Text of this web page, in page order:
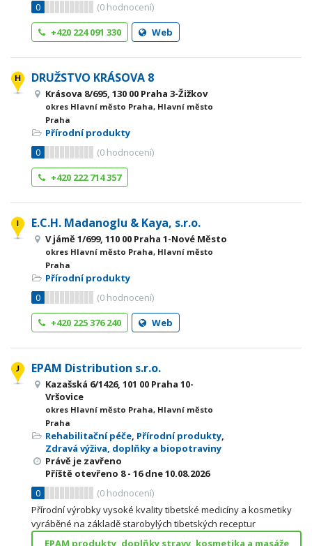
0
(0 hodnocení)
+420 224 091 330
Web
DRUŽSTVO KRÁSOVA 8
Krásova 8/695, 130 00 Praha 3-Žižkov
okres Hlavní město Praha, Hlavní město
Praha
Přírodní produkty
0
(0 hodnocení)
+420 222 714 357
E.C.H. Madanoglu & Kaya, s.r.o.
V jámě 1/699, 110 00 Praha 1-Nové Město
okres Hlavní město Praha, Hlavní město
Praha
Přírodní produkty
0
(0 hodnocení)
+420 225 376 240
Web
EPAM Distribution s.r.o.
Kazašská 6/1426, 101 00 Praha 10-
Vršovice
okres Hlavní město Praha, Hlavní město
Praha
Rehabilitační péče, Přírodní produkty,
Zdravá výživa, doplňky a biopotraviny
Právě je zavřeno
Příště otevřeno 8 - 16dne 10.08.2026
0
(0 hodnocení)
Přírodní výrobky vysoké kvality tibetské medicíny a kosmetiky
vyráběné na základě starobylých tibetských receptur
EPAM produkty, doplňky stravy, kosmetika a masáže